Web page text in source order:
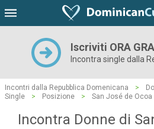
Iscriviti ORA
Incontra single dalla
Incontri dalla Repubblica Domenicana >
Single
> Posizione > San José de Ocoa
Incontra Donne di